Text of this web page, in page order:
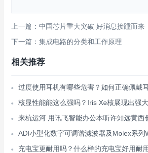
上一篇：中国芯片重大突破 好消息接踵而来
下一篇：集成电路的分类和工作原理
相关推荐
过度使用耳机有哪些危害？如何正确佩戴
核显性能能这么强吗？Iris Xe核展现出强
来杭运河 用讯飞智能办公本听许知远黄西
ADI小型化数字可调谐滤波器及Molex系列
充电宝更耐用吗？什么样的充电宝好用耐